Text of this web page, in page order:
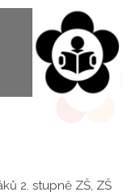
2. stupně ZŠ, ZŠ